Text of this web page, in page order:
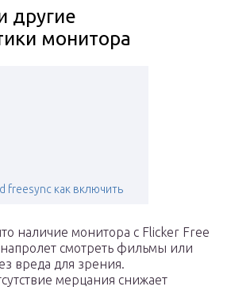
другие
монитора
freesync как включить
наличие монитора с Flicker Free
напролет смотреть фильмы или
вреда для зрения.
мерцания снижает